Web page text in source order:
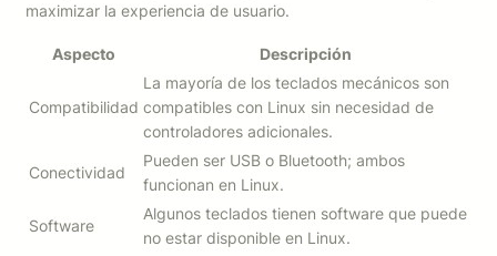
maximizar la experiencia de usuario.
Aspecto Descripción
Compatibilidad
La mayoría de los teclados mecánicos son
compatibles con Linux sin necesidad de
controladores adicionales.
Conectividad
Pueden ser USB o Bluetooth; ambos
funcionan en Linux.
Software
Algunos teclados tienen software que puede
no estar disponible en Linux.